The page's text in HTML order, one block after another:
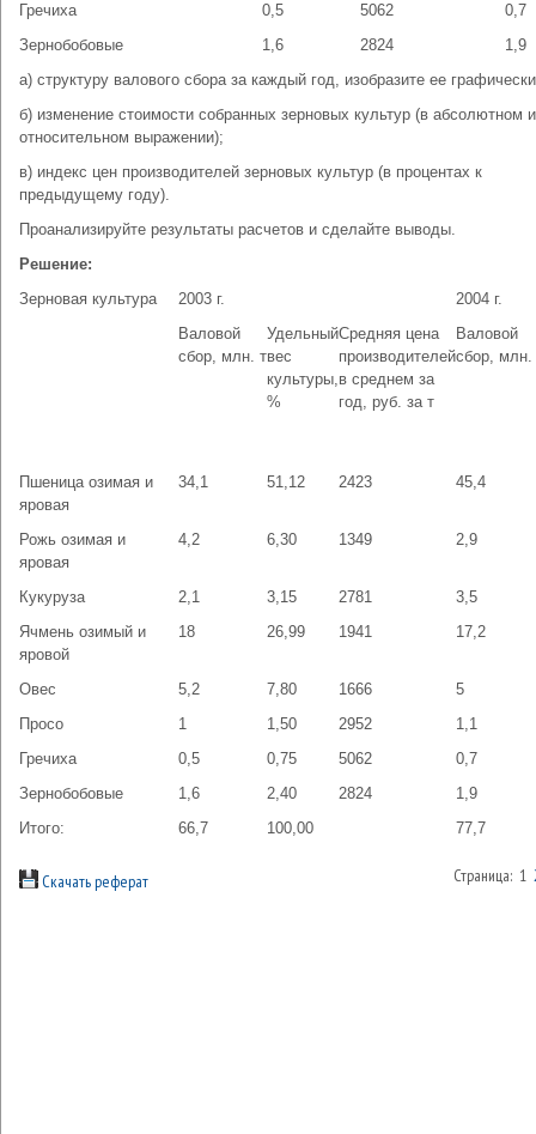
Гречиха
0,5 5062
0,7
Зернобобовые
1,6 2824
1,9
а) структуру валового сбора за каждый год, изобразите ее
б) изменение стоимости собранных зерновых культур (в абсолютном и
относительном выражении);
в) индекс цен производителей зерновых культур (в процентах к
предыдущему году).
Проанализируйте результаты расчетов и сделайте выводы.
Решение:
Зерновая культура
2003 г.
2004 г.
Валовой
сбор, млн. т
Удельный
вес
культуры,
%
Средняя цена
производителей
в среднем за
год, руб. за т
Валовой
сбор, млн.
Пшеница озимая и
яровая
34,1 51,12 2423 45,4
Рожь озимая и
яровая
4,2 6,30 1349 2,9
Кукуруза 2,1 3,15 2781
3,5
Ячмень озимый и
яровой
18 26,99 1941 17,2
Овес 5,2 7,80 1666
5
Просо
1 1,50 2952
1,1
Гречиха
0,5 0,75 5062
0,7
Зернобобовые
1,6 2,40 2824
1,9
Итого:
66,7 100,00 77,7
Скачать реферат Страница: 1